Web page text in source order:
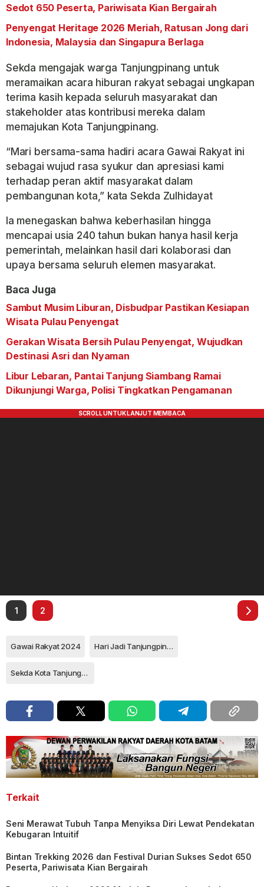
Sedot 650 Peserta, Pariwisata Kian Bergairah
Penyengat Heritage 2026 Meriah, Ratusan Jong dari
Indonesia, Malaysia dan Singapura Berlaga
Sekda mengajak warga Tanjungpinang untuk
meramaikan acara hiburan rakyat sebagai ungkapan
terima kasih kepada seluruh masyarakat dan
stakeholder atas kontribusi mereka dalam
memajukan Kota Tanjungpinang.
“Mari bersama-sama hadiri acara Gawai Rakyat ini
sebagai wujud rasa syukur dan apresiasi kami
terhadap peran aktif masyarakat dalam
pembangunan kota,” kata Sekda Zulhidayat
Ia menegaskan bahwa keberhasilan hingga
mencapai usia 240 tahun bukan hanya hasil kerja
pemerintah, melainkan hasil dari kolaborasi dan
upaya bersama seluruh elemen masyarakat.
Baca Juga
Sambut Musim Liburan, Disbudpar Pastikan Kesiapan
Wisata Pulau Penyengat
Gerakan Wisata Bersih Pulau Penyengat, Wujudkan
Destinasi Asri dan Nyaman
Libur Lebaran, Pantai Tanjung Siambang Ramai
Dikunjungi Warga, Polisi Tingkatkan Pengamanan
1 2
Gawai Rakyat 2024 Hari Jadi Tanjungpinang ke 240
Sekda Kota Tanjungpinang Zulhidayat
Terkait
Seni Merawat Tubuh Tanpa Menyiksa Diri Lewat Pendekatan
Kebugaran Intuitif
Bintan Trekking 2026 dan Festival Durian Sukses Sedot 650
Peserta, Pariwisata Kian Bergairah